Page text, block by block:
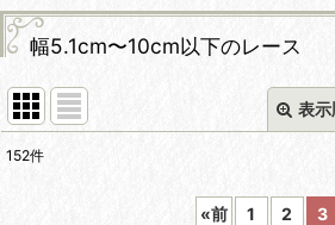
幅5.1cm〜10cm以下のレース
表
152件
«前 1 2 3